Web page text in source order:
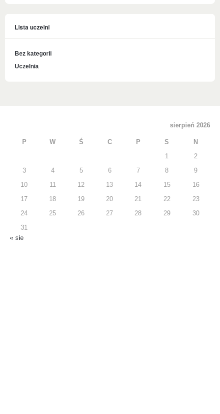
Lista uczelni
Bez kategorii
Uczelnia
sierpień 2026
P W Ś C P S N
1 2
3 4 5 6 7 8 9
10 11 12 13 14 15 16
17 18 19 20 21 22 23
24 25 26 27 28 29 30
31
« sie